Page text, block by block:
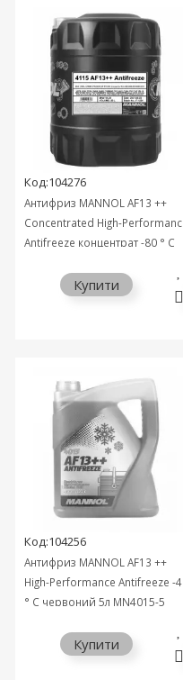
Код:104276
Антифриз MANNOL AF13 ++
Concentrated High-
Antifreeze концентрат -80 ° C
Купити
Код:104256
Антифриз MANNOL AF13 ++
High-Performance Antifreeze -
° C червоний 5л MN4015-5
Купити